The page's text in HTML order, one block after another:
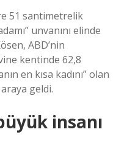
51 santimetrelik
unvanını elinde
ABD’nin
kentinde 62,8
en kısa kadını” olan
geldi.
insanı